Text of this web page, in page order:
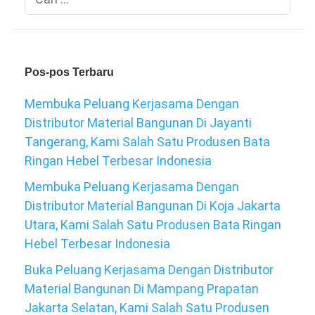
untuk:
Pos-pos Terbaru
Membuka Peluang Kerjasama Dengan
Distributor Material Bangunan Di Jayanti
Tangerang, Kami Salah Satu Produsen Bata
Ringan Hebel Terbesar Indonesia
Membuka Peluang Kerjasama Dengan
Distributor Material Bangunan Di Koja Jakarta
Utara, Kami Salah Satu Produsen Bata Ringan
Hebel Terbesar Indonesia
Buka Peluang Kerjasama Dengan Distributor
Material Bangunan Di Mampang Prapatan
Jakarta Selatan, Kami Salah Satu Produsen